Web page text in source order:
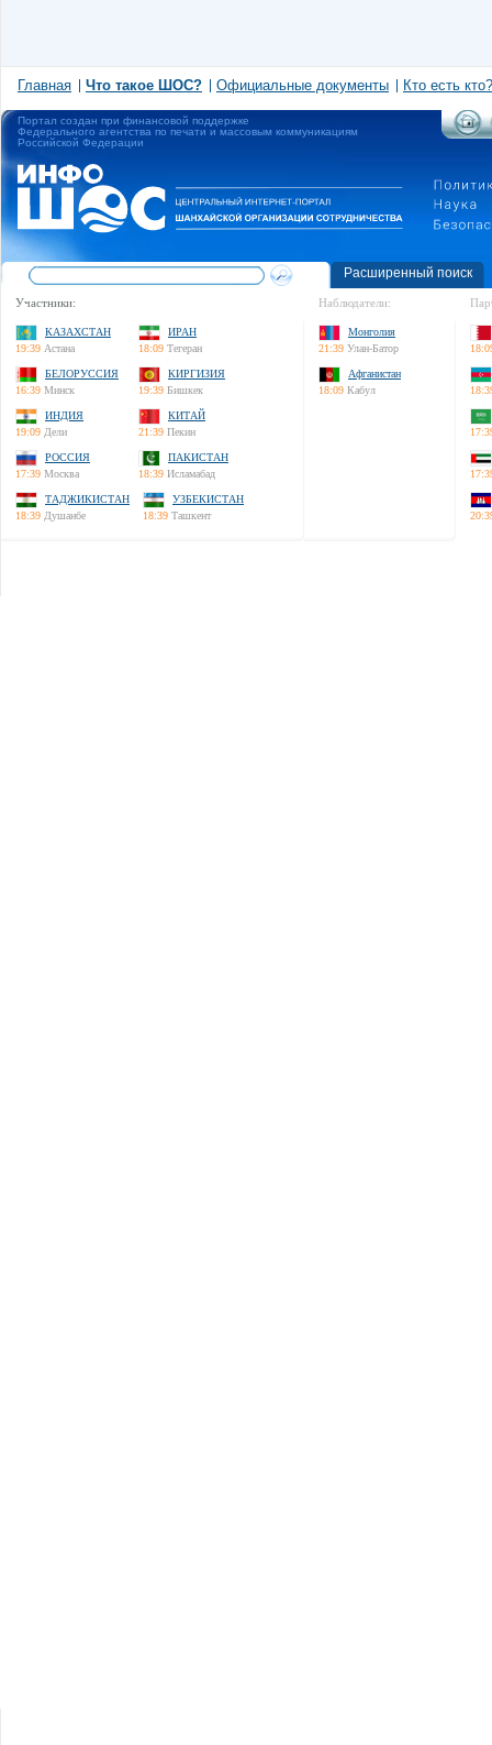
Главная Что такое ШОС? Официальные документы Кто есть кто?
Портал создан при финансовой поддержке
Федерального агентства по печати и массовым коммуникациям
Российской Федерации
Расширенный поиск
Участники:
КАЗАХСТАН
19:39 Астана
ИРАН
18:09 Тегеран
БЕЛОРУССИЯ
16:39 Минск
КИРГИЗИЯ
19:39 Бишкек
ИНДИЯ
19:09 Дели
КИТАЙ
21:39 Пекин
РОССИЯ
17:39 Москва
ПАКИСТАН
18:39 Исламабад
ТАДЖИКИСТАН
18:39 Душанбе
УЗБЕКИСТАН
18:39 Ташкент
Наблюдатели:
Монголия
21:39 Улан-Батор
Афганистан
18:09 Кабул